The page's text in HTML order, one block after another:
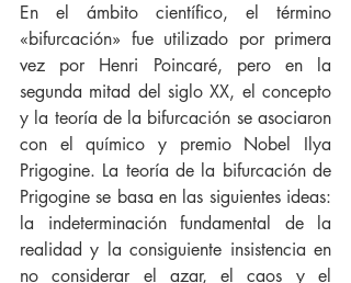
En el ámbito científico, el término
«bifurcación» fue utilizado por primera
vez por Henri Poincaré, pero en la
segunda mitad del siglo XX, el concepto
y la teoría de la bifurcación se asociaron
con el químico y premio Nobel Ilya
Prigogine. La teoría de la bifurcación de
Prigogine se basa en las siguientes ideas:
la indeterminación fundamental de la
realidad y la consiguiente insistencia en
no considerar el azar, el caos y el